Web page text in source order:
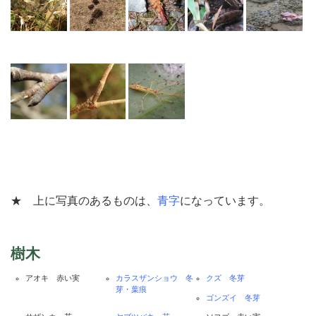
★ 上に写真のあるものは、 青字になっています。
樹木
アオキ 赤い実
カラスザンショウ 冬
芽・葉痕
クズ 冬芽
ゴンズイ 冬芽